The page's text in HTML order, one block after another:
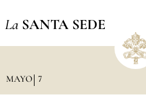
La SANTA SEDE
MAYO 7